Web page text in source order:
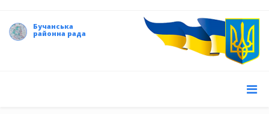
Бучанська
районна рада